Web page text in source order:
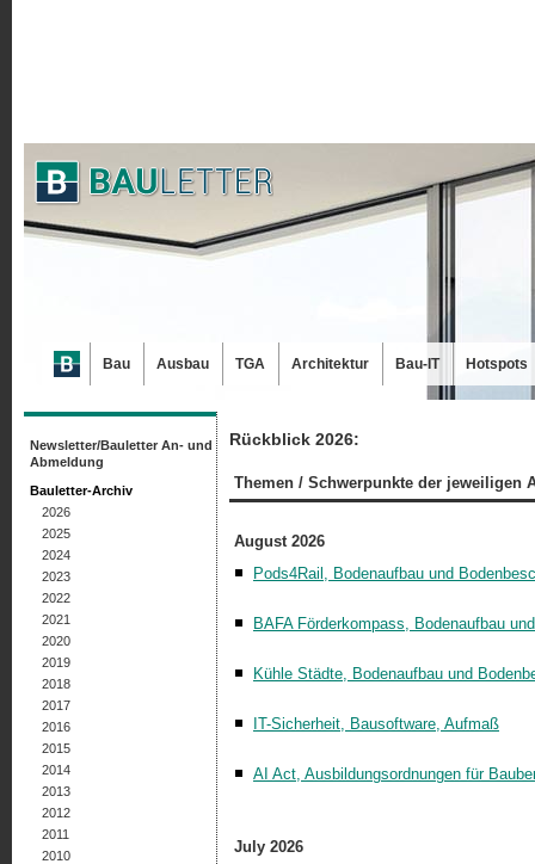
Rückblick 2026:
Themen / Schwerpunkte der jeweiligen
August 2026
Pods4Rail, Bodenaufbau und
BAFA Förderkompass, Bodenaufbau
Kühle Städte, Bodenaufbau und
IT-Sicherheit, Bausoftware, Aufmaß
AI Act, Ausbildungsordnungen für
July 2026
Newsletter/Bauletter An- und
Abmeldung
Bauletter-Archiv
2026
2025
2024
2023
2022
2021
2020
2019
2018
2017
2016
2015
2014
2013
2012
2011
2010
Bau Ausbau TGA Architektur Bau-IT Hotspots